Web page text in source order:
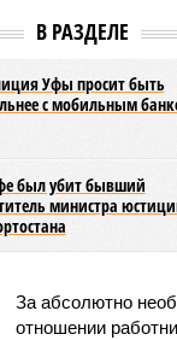
В РАЗДЕЛЕ
Уфы просит быть
с мобильным
был убит бывший
министра
За абсолютно
отношении